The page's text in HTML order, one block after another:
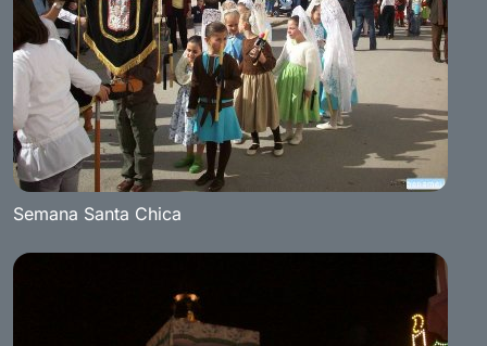
Semana Santa Chica